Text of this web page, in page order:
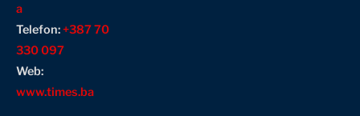
a
Telefon:+387 70
330 097
Web:
www.times.ba